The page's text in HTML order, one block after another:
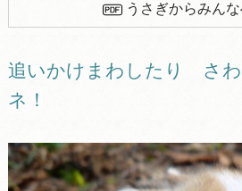
うさぎからみん
追いかけまわしたり さ
ネ！